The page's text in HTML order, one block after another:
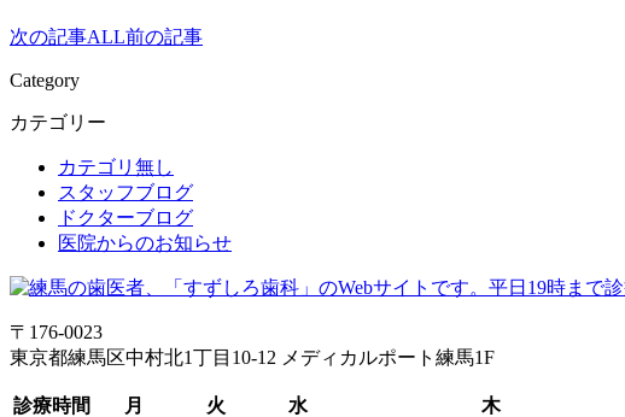
次の記事ALL前の記事
Category
カテゴリー
カテゴリ無し
スタッフブログ
ドクターブログ
医院からのお知らせ
〒176-0023
東京都練馬区中村北1丁目10-12 メディカルポート練馬1F
診療時間 月 火 水 木